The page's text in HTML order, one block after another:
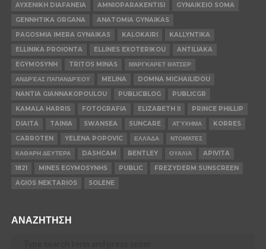
AYXENIKH DIAFANEIA
AMNIOPARAKENTISI
GYNAIKEIO SOMA
GENNHTIKA ORGANA
ANATOMIA GYNAIKAS
PAGOSMIA IMERA GYNAIKAS
KALOKAIRI
KALLYNTIKA
ELLINIKA PROIONTA
ELLINES EXOTERIKOU
ANTILIAKA
EGYMOSYNH
TRITOS MINAS
ΜΆΡΓΚΑΡΕΤ ΘΆΤΣΕΡ
ΑΝΔΡΈΑΣ ΠΑΠΑΝΔΡΈΟΥ
MELINA
DOMNA MICHAILIDOU
NANTIA GIANNAKOPOULOU
PUBLICBLOG
PUBLICGR
KAMALA HARRIS
FOTOGRAFIA ELIZABETH II
PRINCE PHILLIP
DIAITA
TAINIA SWANSEA SUNCARE ΑΤΎΧΗΜΑ
KORRES
CARROTEN
YELENA POPOVIC ΕΛΛΆΔΑ
ΝΤΟΜΆΤΕΣ
ΚΑΘΑΡΗ ΔΕΥΤΕΡΑ
DASHCAM BENTLEY ΟΥΑΛΙΑ
APIVITA
1821
MINES EGYMOSYNHS PUBLIC
FREZYDERM SUNSCREEN
AGIOS NEKTARIOS
SOLENE
ΑΝΑΖΗΤΗΣΗ